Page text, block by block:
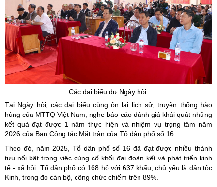
Các đại biểu dự Ngày hội.
Tại Ngày hội, các đại biểu cùng ôn lại lịch sử, truyền thống hào
hùng của MTTQ Việt Nam, nghe báo cáo đánh giá khái quát những
kết quả đạt được 1 năm thực hiện và nhiệm vụ trọng tâm năm
2026 của Ban Công tác Mặt trận của Tổ dân phố số 16.
Theo đó, năm 2025, Tổ dân phố số 16 đã đạt được nhiều thành
tựu nổi bật trong việc củng cố khối đại đoàn kết và phát triển kinh
tế - xã hội. Tổ dân phố có 168 hộ với 637 khẩu, chủ yếu là dân tộc
Kinh, trong đó cán bộ, công chức chiếm trên 89%.